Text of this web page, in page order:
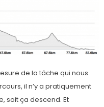
de la tâche qui nous
il n’y a pratiquement
soit ça descend. Et